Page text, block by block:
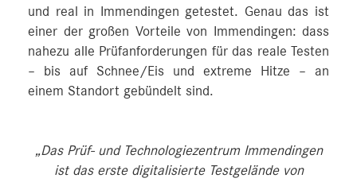
und real in Immendingen getestet. Genau das ist
einer der großen Vorteile von Immendingen: dass
nahezu alle Prüfanforderungen für das reale Testen
– bis auf Schnee/Eis und extreme Hitze – an
einem Standort gebündelt sind.
„Das Prüf- und Technologiezentrum Immendingen
ist das erste digitalisierte Testgelände von